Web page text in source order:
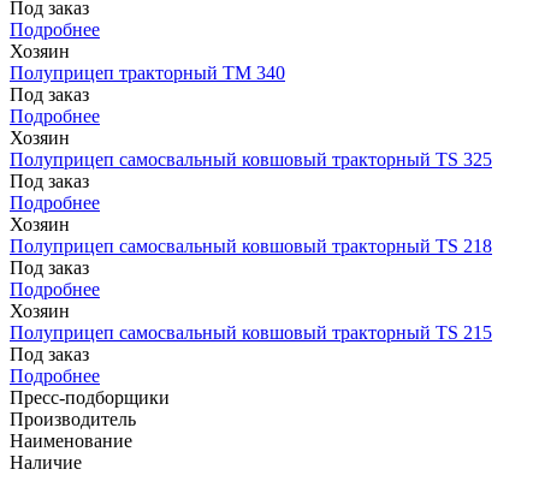
Под заказ
Подробнее
Хозяин
Полуприцеп тракторный TM 340
Под заказ
Подробнее
Хозяин
Полуприцеп самосвальный ковшовый тракторный TS 325
Под заказ
Подробнее
Хозяин
Полуприцеп самосвальный ковшовый тракторный TS 218
Под заказ
Подробнее
Хозяин
Полуприцеп самосвальный ковшовый тракторный TS 215
Под заказ
Подробнее
Пресс-подборщики
Производитель
Наименование
Наличие